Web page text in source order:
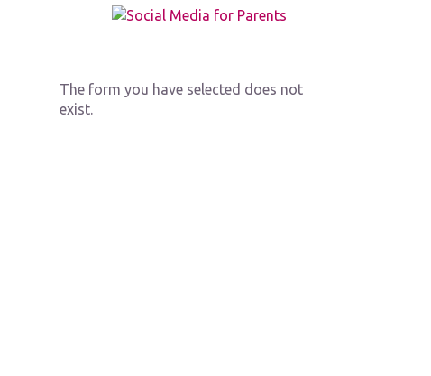
The form you have selected does not
exist.